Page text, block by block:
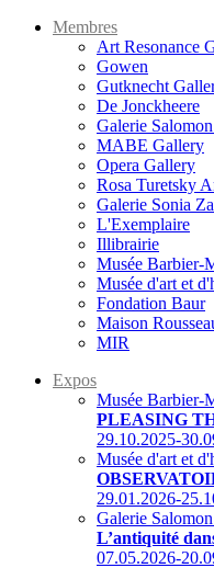
Membres
Art Resonance
Gowen
Gutknecht
De Jonckheere
Galerie
MABE Gallery
Opera Gallery
Rosa Turetsky
Galerie Sonia
L'Exemplaire
Illibrairie
Musée Barbier-
Musée d'art et
Fondation Baur
Maison
MIR
Expos
Musée Barbier-
PLEASING
29.10.2025-
Musée d'art et
29.01.2026-
Galerie
L’antiquité
07.05.2026-